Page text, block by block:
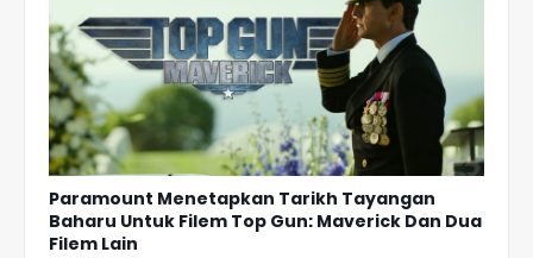
Paramount Menetapkan Tarikh Tayangan
Baharu Untuk Filem Top Gun: Maverick Dan Dua
Filem Lain